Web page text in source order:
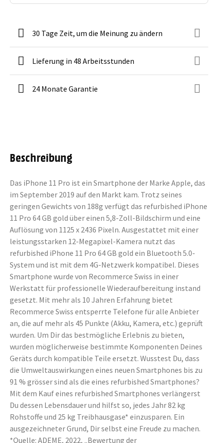
30 Tage Zeit, um die Meinung zu ändern
Lieferung in 48 Arbeitsstunden
24 Monate Garantie
Beschreibung
Das iPhone 11 Pro ist ein Smartphone der Marke Apple, das
im September 2019 auf den Markt kam. Trotz seines
geringen Gewichts von 188g verfügt das refurbished iPhone
11 Pro 64 GB gold über einen 5,8-Zoll-Bildschirm und eine
Auflösung von 1125 x 2436 Pixeln. Ausgestattet mit einer
leistungsstarken 12-Megapixel-Kamera nutzt das
refurbished iPhone 11 Pro 64 GB gold ein Bluetooth 5.0-
System und ist mit dem 4G-Netzwerk kompatibel. Dieses
Smartphone wurde von Recommerce Swiss in einer
Werkstatt für professionelle Wiederaufbereitung instand
gesetzt. Mit mehr als 10 Jahren Erfahrung bietet
Recommerce Swiss entsperrte Telefone für alle Anbieter
an, die auf mehr als 45 Punkte (Akku, Kamera, etc.) geprüft
wurden. Um Dir das bestmögliche Erlebnis zu bieten,
wurden möglicherweise bestimmte Komponenten Deines
Geräts durch kompatible Teile ersetzt. Wusstest Du, dass
die Umweltauswirkungen eines neuen Smartphones bis zu
91 % grösser sind als die eines refurbished Smartphones?
Mit dem Kauf eines refurbished Smartphones verlängerst
Du dessen Lebensdauer und hilfst so, jedes Jahr 82 kg
Rohstoffe und 25 kg Treibhausgase* einzusparen. Ein
ausgezeichneter Grund, Dir selbst eine Freude zu machen.
*Quelle: ADEME, 2022, „Bewertung der